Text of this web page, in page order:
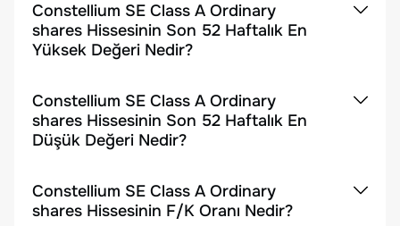
Constellium SE Class A Ordinary
shares Hissesinin Son 52 Haftalık En
Yüksek Değeri Nedir?
Constellium SE Class A Ordinary
shares Hissesinin Son 52 Haftalık En
Düşük Değeri Nedir?
Constellium SE Class A Ordinary
shares Hissesinin F/K Oranı Nedir?